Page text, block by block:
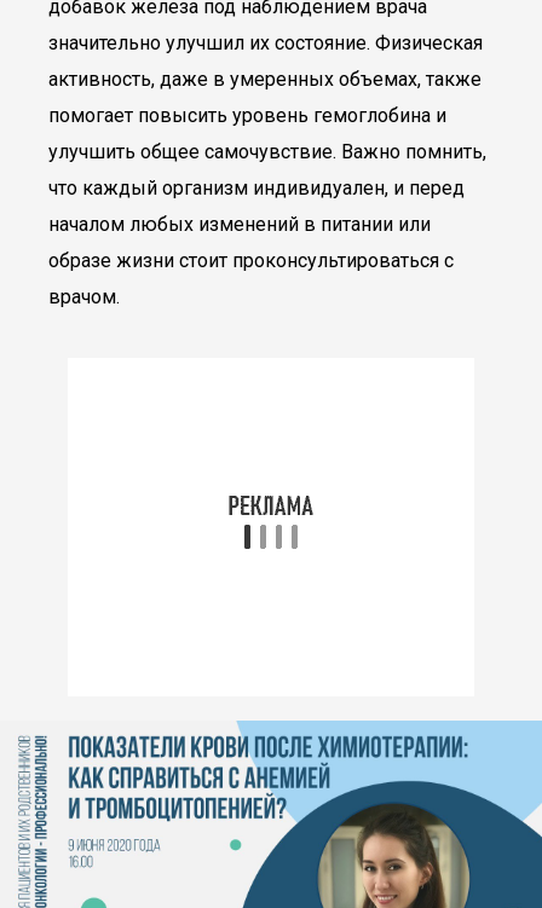
добавок железа под наблюдением врача
значительно улучшил их состояние. Физическая
активность, даже в умеренных объемах, также
помогает повысить уровень гемоглобина и
улучшить общее самочувствие. Важно помнить,
что каждый организм индивидуален, и перед
началом любых изменений в питании или
образе жизни стоит проконсультироваться с
врачом.